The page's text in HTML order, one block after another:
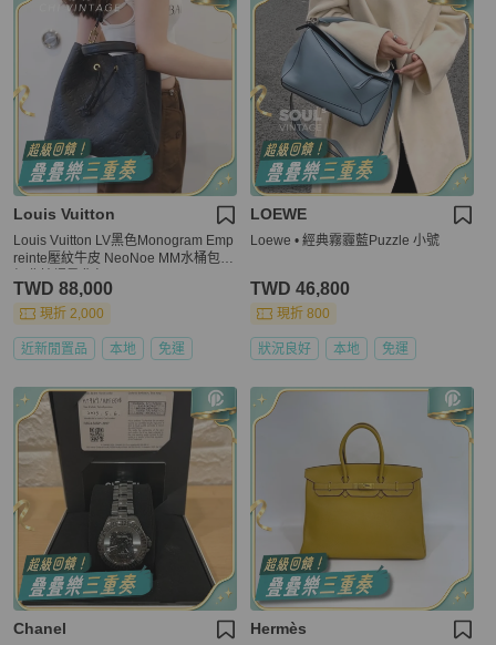
Louis Vuitton
Louis Vuitton LV黑色Monogram Emp
reinte壓紋牛皮 NeoNoe MM水桶包
TWD 88,000
現折 2,000
近新閒置品 本地 免運
LOEWE
Loewe • 經典霧霾藍Puzzle 小號
TWD 46,800
現折 800
狀況良好 本地 免運
Chanel Hermès